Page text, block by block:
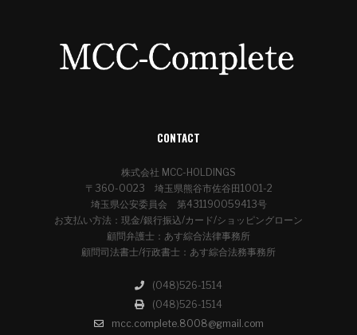
CONTACT
株式会社 MCC-HOLDINGS
〒360-0023 埼玉県熊谷市佐谷田1001-2
埼玉県公安委員会 第431190059413号
お支払い方法：現金/銀行振込/カード/ショッピングローン
顧問弁護士：あす綜合法律事務所
顧問司法書士/行政書士：あす綜合法務事務所
(048)526-1514
(048)526-1514
mcc.complete.8008@gmail.com